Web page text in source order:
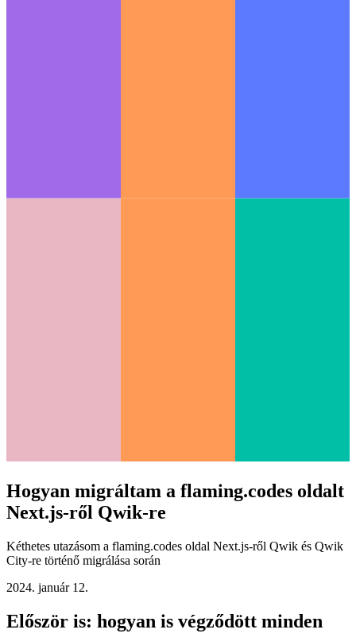
Next.js-ről Qwik-re
Kéthetes utazásom a flaming.codes oldal Next.js-ről Qwik és Qwik
2024. január 12.